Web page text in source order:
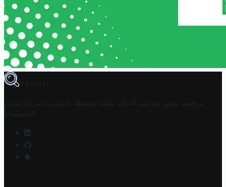
TROVIT
تروفيت تونس هو دليل أعمال تملكه وتحتفظ به وتديره
شركة مخزن
التكنولوجيا